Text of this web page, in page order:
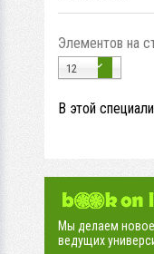
Элементов на
12
В этой
Мы делаем новое
ведущих